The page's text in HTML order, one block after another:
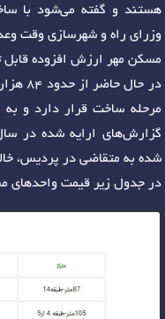
هستند و گفته می‌شود با
وزرای راه و شهرسازی وقت
مسکن مهر ارزش افزوده
مرحله ساخت قرار دارد و
شده به متقاضی در پردیس،
در جدول زیر قیمت واحدهای